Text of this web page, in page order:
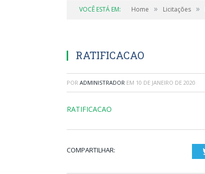
VOCÊ ESTÁ EM: Home » Licitações »
RATIFICACAO
POR ADMINISTRADOR EM 10 DE JANEIRO DE 2020
RATIFICACAO
COMPARTILHAR: